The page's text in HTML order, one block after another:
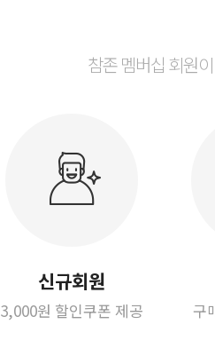
참존 멤버십 회원
신규회원
3,000원 할인쿠폰 제공 구